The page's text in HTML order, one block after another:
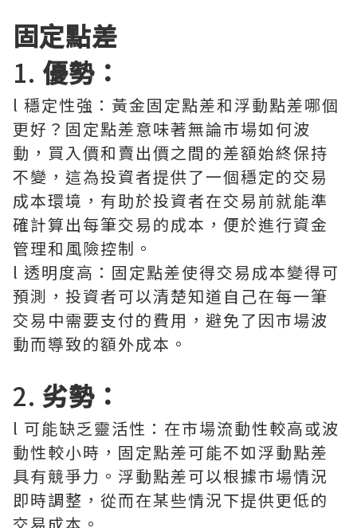
固定點差
1. 優勢：
l 穩定性強：黃金固定點差和浮動點差哪個
更好？固定點差意味著無論市場如何波
動，買入價和賣出價之間的差額始終保持
不變，這為投資者提供了一個穩定的交易
成本環境，有助於投資者在交易前就能準
確計算出每筆交易的成本，便於進行資金
管理和風險控制。
l 透明度高：固定點差使得交易成本變得可
預測，投資者可以清楚知道自己在每一筆
交易中需要支付的費用，避免了因市場波
動而導致的額外成本。
2. 劣勢：
l 可能缺乏靈活性：在市場流動性較高或波
動性較小時，固定點差可能不如浮動點差
具有競爭力。浮動點差可以根據市場情況
即時調整，從而在某些情況下提供更低的